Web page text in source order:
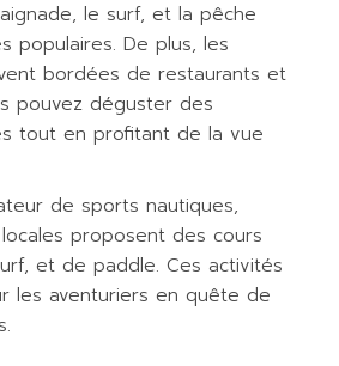
le surf, et la pêche
populaires. De plus, les
bordées de restaurants et
pouvez déguster des
tout en profitant de la vue
de sports nautiques,
proposent des cours
et de paddle. Ces activités
les aventuriers en quête de